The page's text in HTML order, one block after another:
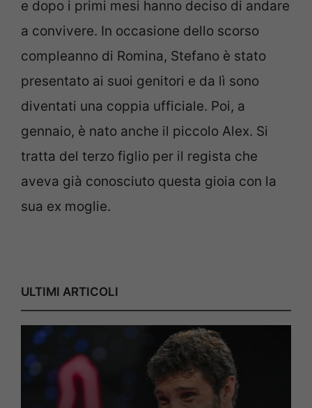
e dopo i primi mesi hanno deciso di andare
a convivere. In occasione dello scorso
compleanno di Romina, Stefano è stato
presentato ai suoi genitori e da lì sono
diventati una coppia ufficiale. Poi, a
gennaio, è nato anche il piccolo Alex. Si
tratta del terzo figlio per il regista che
aveva già conosciuto questa gioia con la
sua ex moglie.
ULTIMI ARTICOLI